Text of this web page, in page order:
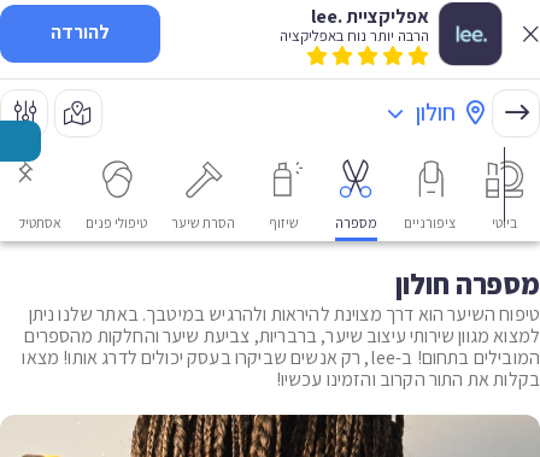
אפליקציית .lee
הרבה יותר נוח באפליקציה להורדה
חולון
ביוטי ציפורניים מספרה שיזוף הסרת שיער טיפולי פנים אסתטיקה
מספרה חולון
טיפוח השיער הוא דרך מצוינת להיראות ולהרגיש במיטבך. באתר שלנו ניתן
למצוא מגוון שירותי עיצוב שיער, ברבריות, צביעת שיער והחלקות מהספרים
המובילים בתחום! ב-lee, רק אנשים שביקרו בעסק יכולים לדרג אותו! מצאו
בקלות את התור הקרוב והזמינו עכשיו!